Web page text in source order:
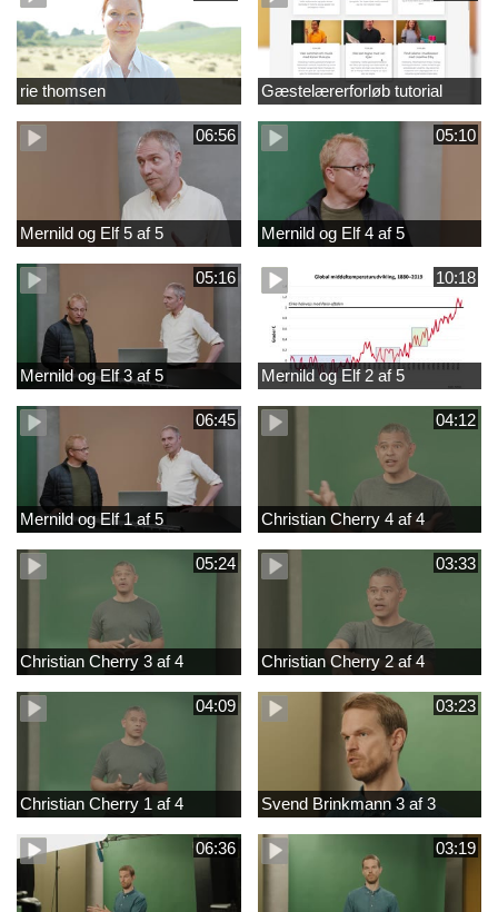
rie thomsen Gæstelærerforløb tutorial
06:56
Mernild og Elf 5 af 5
05:10
Mernild og Elf 4 af 5
05:16
Mernild og Elf 3 af 5
10:18
Mernild og Elf 2 af 5
06:45
Mernild og Elf 1 af 5
04:12
Christian Cherry 4 af 4
05:24
Christian Cherry 3 af 4
03:33
Christian Cherry 2 af 4
04:09
Christian Cherry 1 af 4
03:23
Svend Brinkmann 3 af 3
06:36 03:19